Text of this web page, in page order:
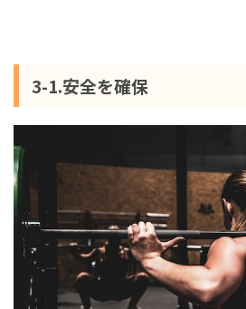
3-1.安全を確保